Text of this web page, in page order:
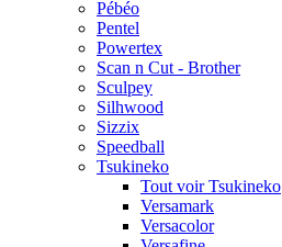
Pébéo
Pentel
Powertex
Scan n Cut - Brother
Sculpey
Silhwood
Sizzix
Speedball
Tsukineko
Tout voir Tsukineko
Versamark
Versacolor